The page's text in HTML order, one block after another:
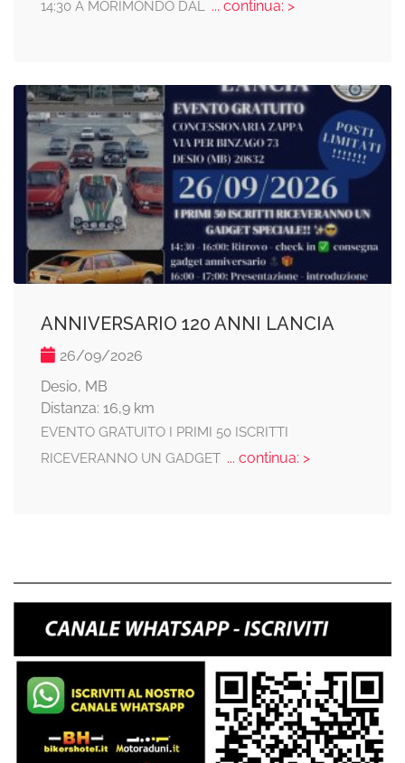
14:30 A MORIMONDO DAL... continua: >
ANNIVERSARIO 120 ANNI LANCIA
26/09/2026
Desio, MB
Distanza: 16,9 km
EVENTO GRATUITO I PRIMI 50 ISCRITTI
RICEVERANNO UN GADGET... continua: >